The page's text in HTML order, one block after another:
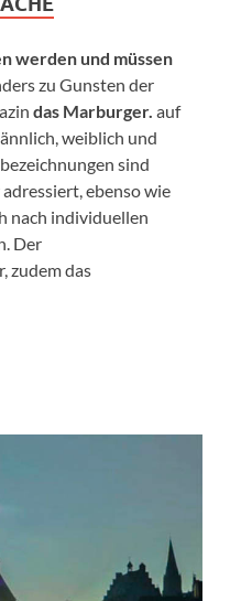
werden und müssen
zu Gunsten der
das Marburger. auf
weiblich und
sind
ebenso wie
nach individuellen
Der
zudem das